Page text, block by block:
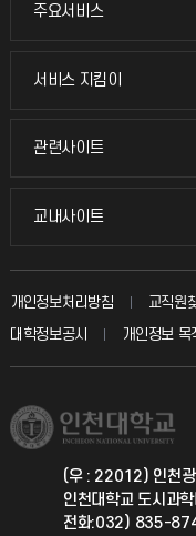
주요서비스
주요서비스
교무회의방송
입학안내
취업정보(학생)
서비스 지킴이
서비스 지킴이
묻고 답하기
칭찬마당
학생서비스 지킴이
관련사이트
관련사이트
국방헬프콜
총동문회
교내사이트
교내사이트
교수회
교육혁신본부
국제지원과
공자아카데미
개인정보처리방침 교직원
대학정보공시
개인정보
(우 : 22012) 인천
인천대학교 도시과
전화:032) 835-